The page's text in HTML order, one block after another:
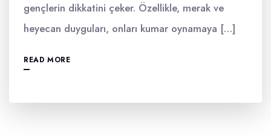
gençlerin dikkatini çeker. Özellikle, merak ve
heyecan duyguları, onları kumar oynamaya […]
READ MORE